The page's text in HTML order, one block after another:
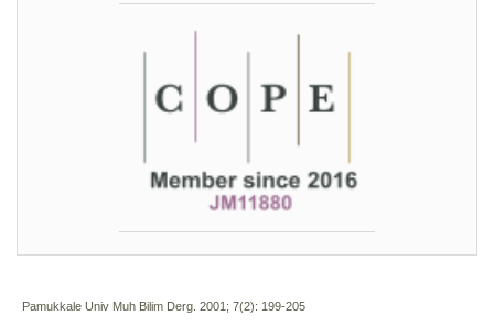
Pamukkale Univ Muh Bilim Derg. 2001; 7(2): 199-205